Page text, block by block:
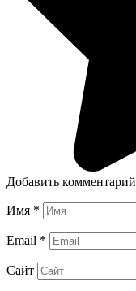
Добавить комментарий
Имя *
Email *
Сайт